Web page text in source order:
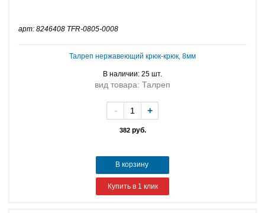
арт: 8246408 TFR-0805-0008
Талреп нержавеющий крюк-крюк, 8мм
В наличии: 25 шт.
вид товара: Талреп
382руб.
- +
В корзину
Купить в 1 клик